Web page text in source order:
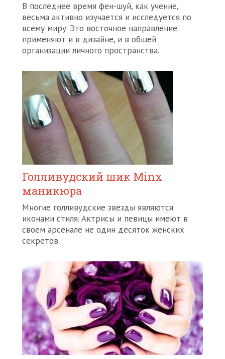
В последнее время фен-шуй, как учение,
весьма активно изучается и исследуется по
всему миру. Это восточное направление
применяют и в дизайне, и в общей
организации личного пространства.
Голливудский шик Minx
маникюра
Многие голливудские звезды являются
иконами стиля. Актрисы и певицы имеют в
своем арсенале не один десяток женских
секретов.